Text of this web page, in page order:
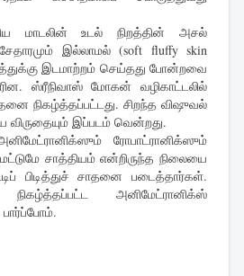
மாடலின் உடல் நிறத்தின் அசல்
இல்லாமல் (soft fluffy skin
இடமாற்றம் செய்தது போன்றவை
ஸ்ரீநிவாஸ் மோகன் வழிகாட்டலில்
நிகழ்த்தப்பட்டது. சிறந்த விஷுவல்
விருதையும் இப்படம் வென்றது.
ரோபாட்ரானிக்ஸும்
சாத்தியம் என்றிருந்த நிலையை
பிடித்துச் சாதனை படைத்தார்கள்.
அனிமேட்ரானிக்ஸ்